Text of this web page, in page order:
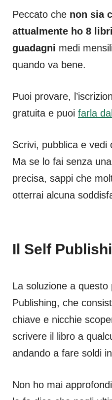
Peccato che non sia
attualmente ho 8
guadagni medi mensili
quando va bene.
Puoi provare,
gratuita e puoi farla
Scrivi, pubblica e vedi
Ma se lo fai senza
precisa, sappi che
otterrai alcuna
Il Self
La soluzione a
Publishing, che
chiave e nicchie
scrivere il libro a
andando a fare soldi
Non ho mai